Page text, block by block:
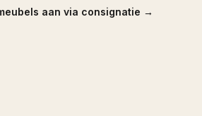
aan via consignatie →